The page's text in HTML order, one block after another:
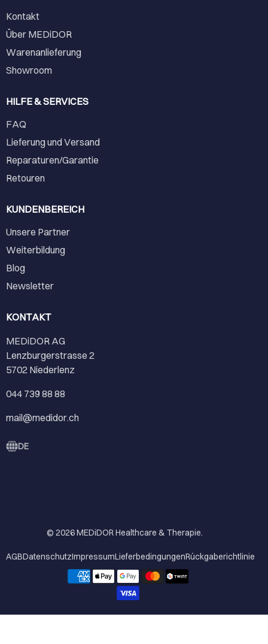
Kontakt
Über MEDiDOR
Warenanlieferung
Showroom
HILFE & SERVICES
FAQ
Lieferung und Versand
Reparaturen/Garantie
Retouren
KUNDENBEREICH
Unsere Partner
Weiterbildung
Blog
Newsletter
KONTAKT
MEDiDOR AG
Lenzburgerstrasse 2
5702 Niederlenz
044 739 88 88
mail@medidor.ch
DE
© 2026MEDiDOR Healthcare & Therapie
AGBDatenschutzImpressumLieferbedingungenRückgaberichtlinie